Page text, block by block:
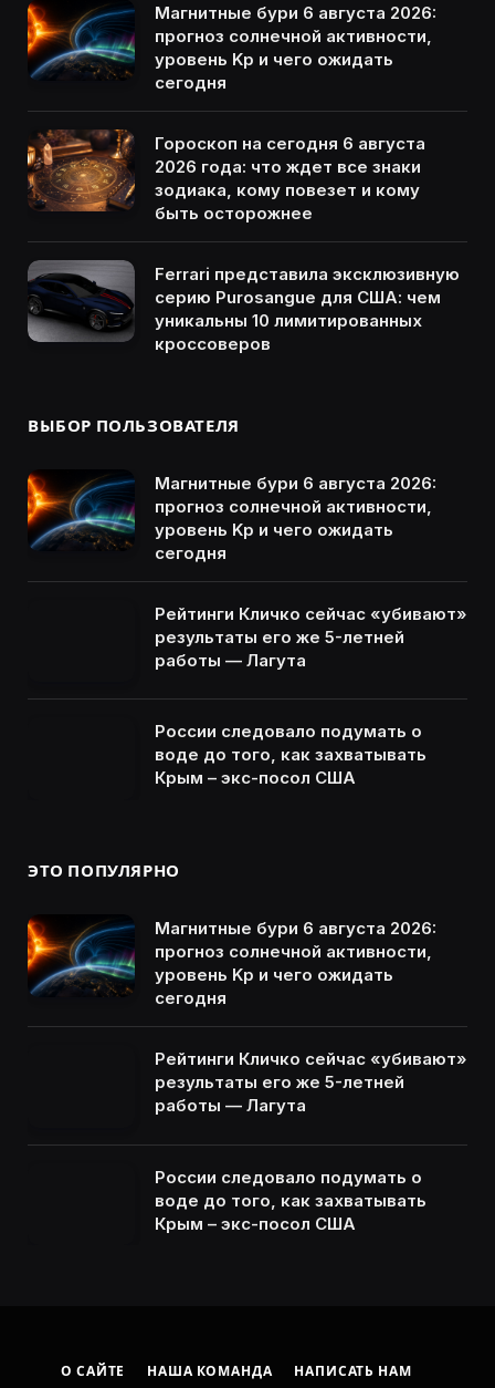
Магнитные бури 6 августа 2026:
прогноз солнечной активности,
уровень Kp и чего ожидать
сегодня
Гороскоп на сегодня 6 августа
2026 года: что ждет все знаки
зодиака, кому повезет и кому
быть осторожнее
Ferrari представила эксклюзивную
серию Purosangue для США: чем
уникальны 10 лимитированных
кроссоверов
ВЫБОР ПОЛЬЗОВАТЕЛЯ
Магнитные бури 6 августа 2026:
прогноз солнечной активности,
уровень Kp и чего ожидать
сегодня
Рейтинги Кличко сейчас «убивают»
результаты его же 5-летней
работы — Лагута
России следовало подумать о
воде до того, как захватывать
Крым – экс-посол США
ЭТО ПОПУЛЯРНО
Магнитные бури 6 августа 2026:
прогноз солнечной активности,
уровень Kp и чего ожидать
сегодня
Рейтинги Кличко сейчас «убивают»
результаты его же 5-летней
работы — Лагута
России следовало подумать о
воде до того, как захватывать
Крым – экс-посол США
О САЙТЕ НАША КОМАНДА НАПИСАТЬ НАМ